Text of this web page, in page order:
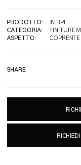
PRODOTTO:
IN.RPE
CATEGORIA:
FINITURE
ASPETTO:
COPRENTE
SHARE